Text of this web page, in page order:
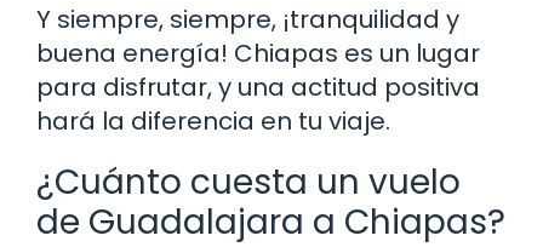
Y siempre, siempre, ¡tranquilidad y
buena energía! Chiapas es un lugar
para disfrutar, y una actitud positiva
hará la diferencia en tu viaje.
¿Cuánto cuesta un vuelo
de Guadalajara a Chiapas?